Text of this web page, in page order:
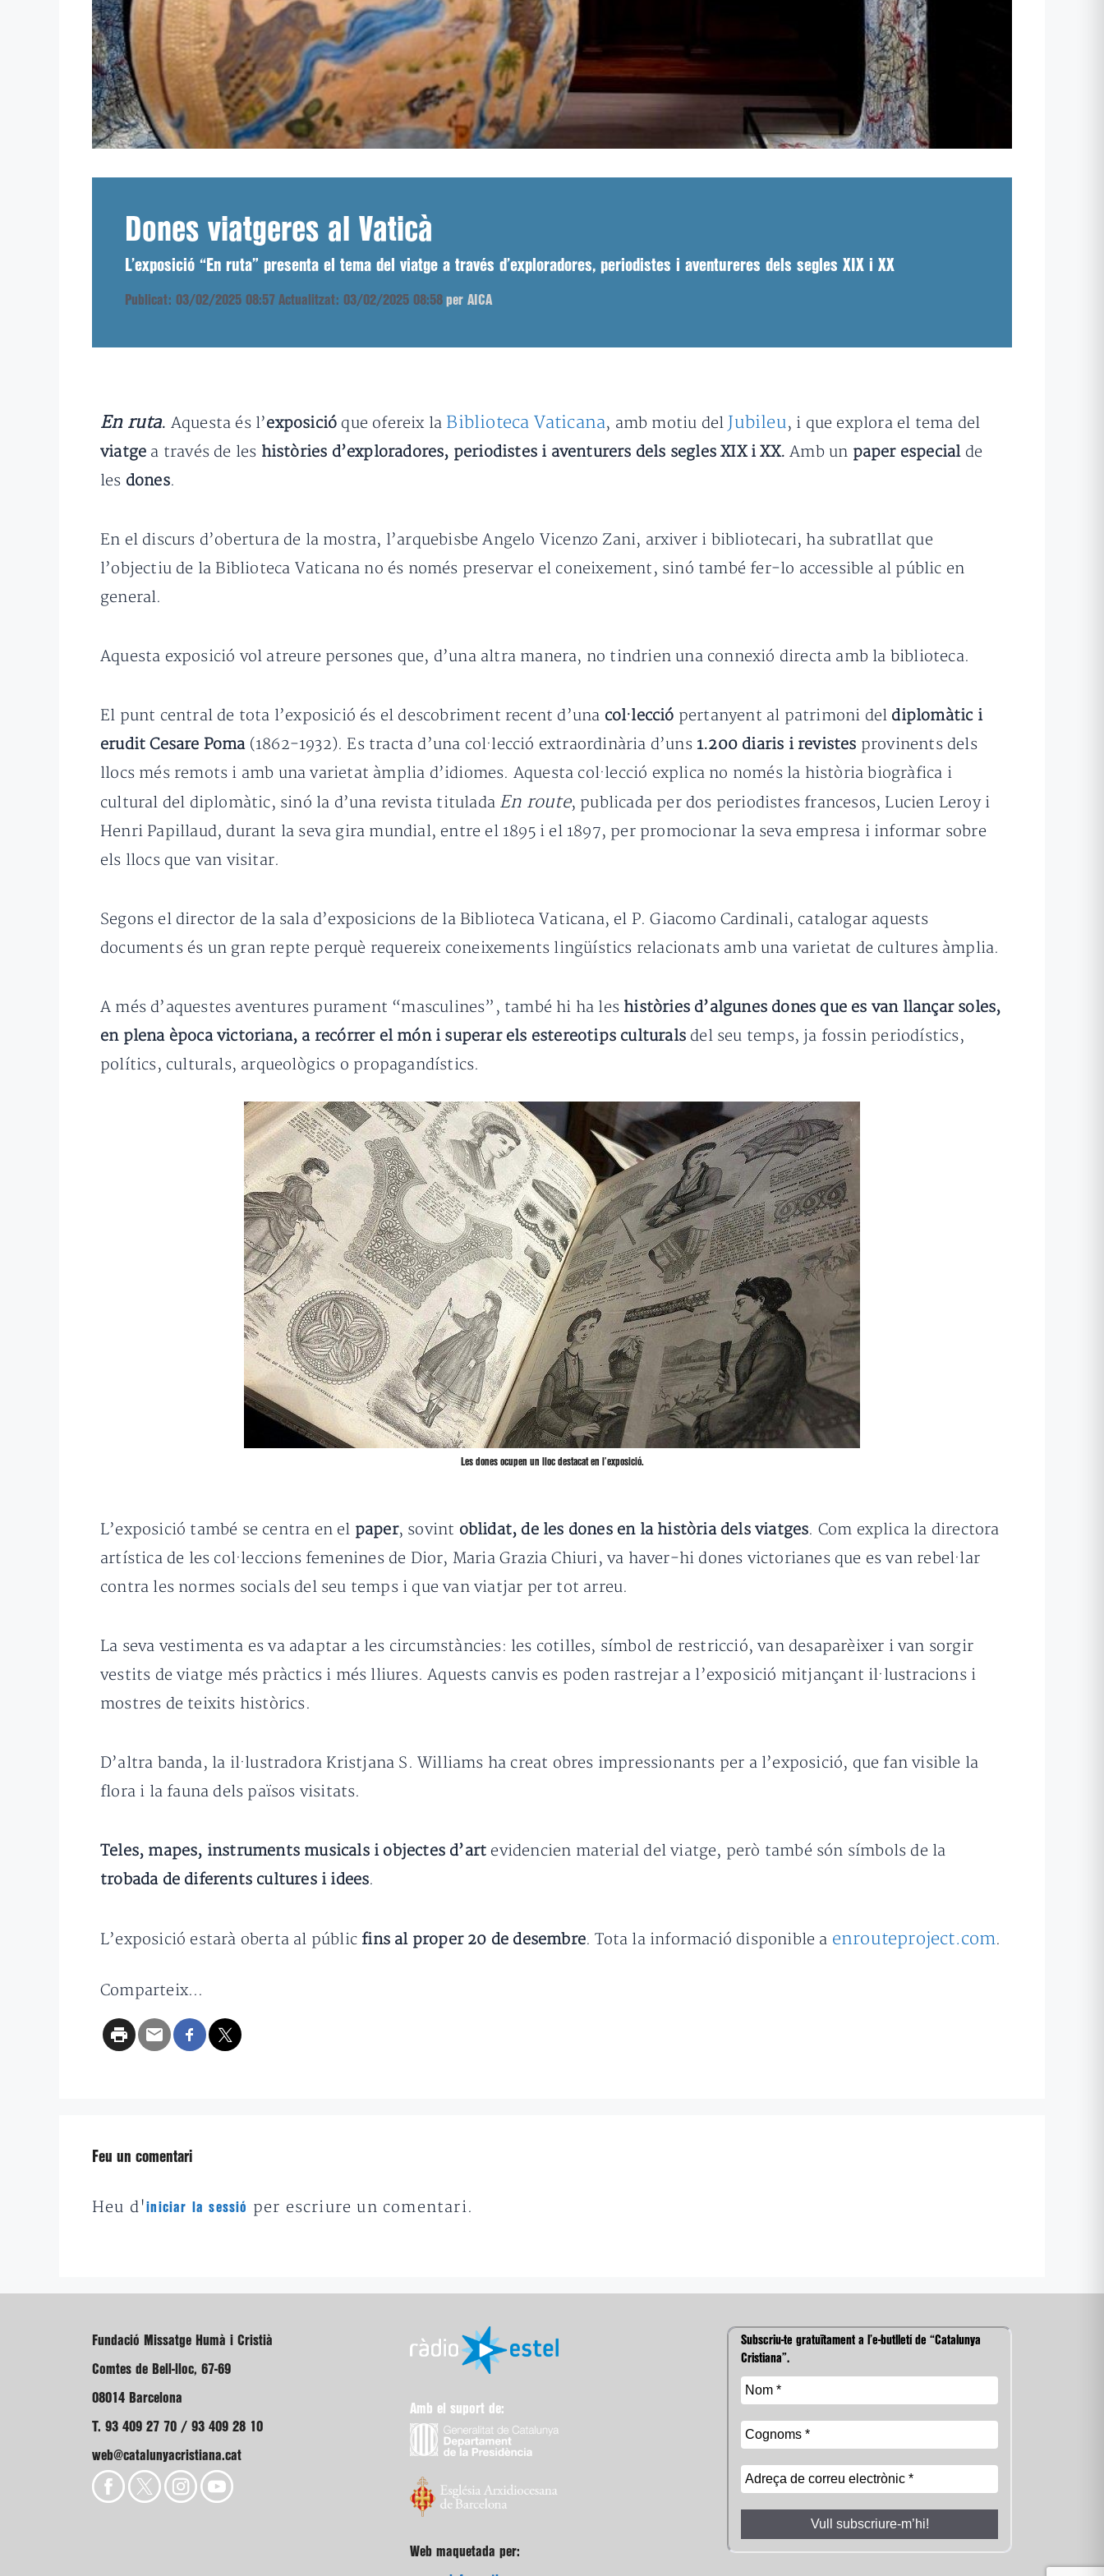
Dones viatgeres al Vaticà
L’exposició “En ruta” presenta el tema del viatge a través d’exploradores, periodistes i aventureres dels segles XIX i XX
Publicat: 03/02/2025 08:57 Actualitzat: 03/02/2025 08:58 per AICA
En ruta. Aquesta és l’exposició que ofereix la Biblioteca Vaticana, amb motiu del Jubileu, i que explora el tema del
viatge a través de les històries d’exploradores, periodistes i aventurers dels segles XIX i XX. Amb un paper especial de
les dones.
En el discurs d’obertura de la mostra, l’arquebisbe Angelo Vicenzo Zani, arxiver i bibliotecari, ha subratllat que
l’objectiu de la Biblioteca Vaticana no és només preservar el coneixement, sinó també fer-lo accessible al públic en
general.
Aquesta exposició vol atreure persones que, d’una altra manera, no tindrien una connexió directa amb la biblioteca.
El punt central de tota l’exposició és el descobriment recent d’una col·lecció pertanyent al patrimoni del diplomàtic i
erudit Cesare Poma(1862-1932). Es tracta d’una col·lecció extraordinària d’uns 1.200 diaris i revistes provinents dels
llocs més remots i amb una varietat àmplia d’idiomes. Aquesta col·lecció explica no només la història biogràfica i
cultural del diplomàtic, sinó la d’una revista titulada En route, publicada per dos periodistes francesos, Lucien Leroy i
Henri Papillaud, durant la seva gira mundial, entre el 1895 i el 1897, per promocionar la seva empresa i informar sobre
els llocs que van visitar.
Segons el director de la sala d’exposicions de la Biblioteca Vaticana, el P. Giacomo Cardinali, catalogar aquests
documents és un gran repte perquè requereix coneixements lingüístics relacionats amb una varietat de cultures àmplia.
A més d’aquestes aventures purament “masculines”, també hi ha les històries d’algunes dones que es van llançar soles,
en plena època victoriana, a recórrer el món i superar els estereotips culturals del seu temps, ja fossin periodístics,
polítics, culturals, arqueològics o propagandístics.
Les dones ocupen un lloc destacat en l’exposició.
L’exposició també se centra en el paper, sovint oblidat, de les dones en la història dels viatges. Com explica la directora
artística de les col·leccions femenines de Dior, Maria Grazia Chiuri, va haver-hi dones victorianes que es van rebel·lar
contra les normes socials del seu temps i que van viatjar per tot arreu.
La seva vestimenta es va adaptar a les circumstàncies: les cotilles, símbol de restricció, van desaparèixer i van sorgir
vestits de viatge més pràctics i més lliures. Aquests canvis es poden rastrejar a l’exposició mitjançant il·lustracions i
mostres de teixits històrics.
D’altra banda, la il·lustradora Kristjana S. Williams ha creat obres impressionants per a l’exposició, que fan visible la
flora i la fauna dels països visitats.
Teles, mapes, instruments musicals i objectes d’art evidencien material del viatge, però també són símbols de la
trobada de diferents cultures i idees.
L’exposició estarà oberta al públic fins al proper 20 de desembre. Tota la informació disponible a enrouteproject.com.
Comparteix...
Feu un comentari
Heu d'iniciar la sessió per escriure un comentari.
Fundació Missatge Humà i Cristià
Comtes de Bell-lloc, 67-69
08014 Barcelona
T. 93 409 27 70 / 93 409 28 10
web@catalunyacristiana.cat
Amb el suport de:
Web maquetada per:
Subscriu-te gratuïtament a l’e-butlletí de “Catalunya
Cristiana”.